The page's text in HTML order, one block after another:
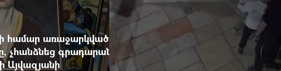
համար առաջարկված
չհանձնեց գրադարանը
Այվազյանի